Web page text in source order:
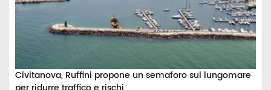
Civitanova, Ruffini propone un semaforo sul lungomare